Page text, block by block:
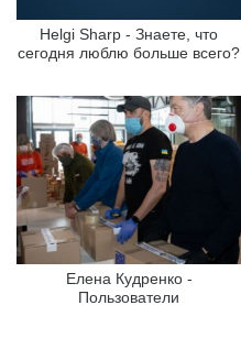
Helgi Sharp - Знаете, что
сегодня люблю больше всего?
Елена Кудренко -
Пользователи